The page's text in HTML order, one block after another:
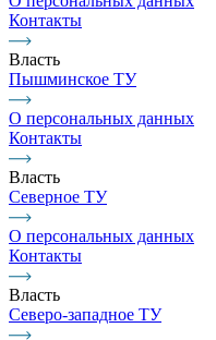
Контакты
Власть
Пышминское ТУ
О персональных данных
Контакты
Власть
Северное ТУ
О персональных данных
Контакты
Власть
Северо-западное ТУ